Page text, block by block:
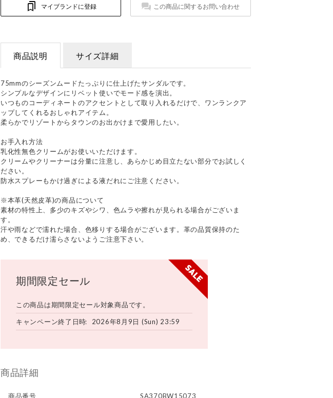
マイブランドに登録 この商品に関するお問い合わせ
商品説明 サイズ詳細
75mmのシーズンムードたっぷりに仕上げたサンダルです。
シンプルなデザインにリベット使いでモード感を演出。
いつものコーディネートのアクセントとして取り入れるだけで、ワンランクア
ップしてくれるおしゃれアイテム。
柔らかでリゾートからタウンのお出かけまで愛用したい。
お手入れ方法
乳化性無色クリームがお使いいただけます。
クリームやクリーナーは分量に注意し、あらかじめ目立たない部分でお試しく
ださい。
防水スプレーもかけ過ぎによる液だれにご注意ください。
※本革(天然皮革)の商品について
素材の特性上、多少のキズやシワ、色ムラや擦れが見られる場合がございま
す。
汗や雨などで濡れた場合、色移りする場合がございます。革の品質保持のた
め、できるだけ濡らさないようご注意下さい。
期間限定セール
この商品は期間限定セール対象商品です。
キャンペーン終了日時 2026年8月9日 (Sun) 23:59
商品詳細
商品番号 SA370BW15073